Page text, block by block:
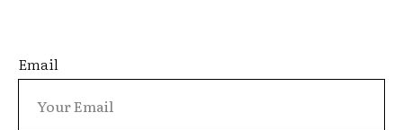
Email